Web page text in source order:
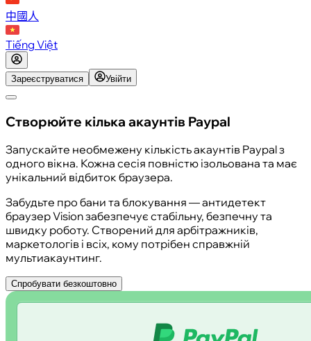
中國人
Tiếng Việt
Зареєструватися Увійти
Створюйте кілька акаунтів Paypal
Запускайте необмежену кількість акаунтів Paypal з
одного вікна. Кожна сесія повністю ізольована та має
унікальний відбиток браузера.
Забудьте про бани та блокування — антидетект
браузер Vision забезпечує стабільну, безпечну та
швидку роботу. Створений для арбітражників,
маркетологів і всіх, кому потрібен справжній
мультиакаунтинг.
Спробувати безкоштовно